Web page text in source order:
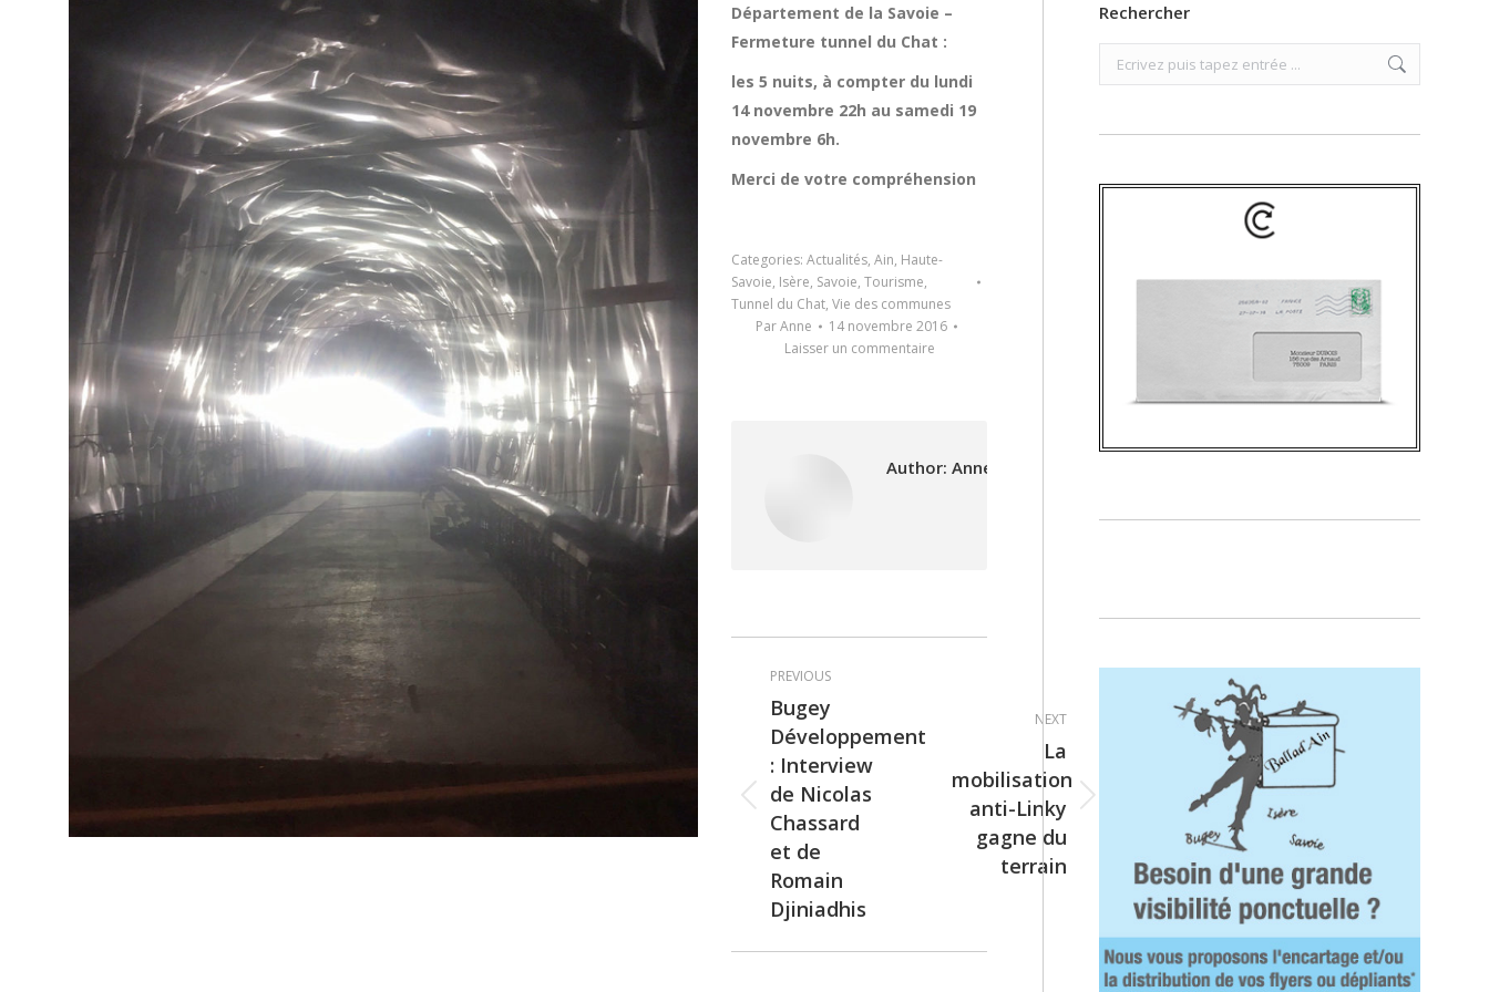
Département de la Savoie –
Fermeture tunnel du Chat :
les 5 nuits, à compter du lundi
14 novembre 22h au samedi 19
novembre 6h.
Merci de votre compréhension
Categories: Actualités, Ain, Haute-
Savoie, Isère, Savoie, Tourisme,
Tunnel du Chat, Vie des communes
ParAnne
14 novembre 2016
Laisser un commentaire
Author: Anne
PREVIOUS
Previous
post:
Bugey
Développement
: Interview
de Nicolas
Chassard
et de
Romain
Djiniadhis
NEXT
Next
post:
La
mobilisation
anti-Linky
gagne du
terrain
Rechercher
Search: